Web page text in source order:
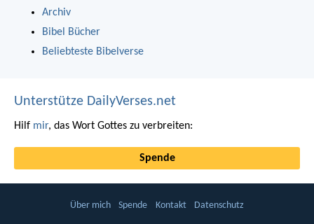
Archiv
Bibel Bücher
Beliebteste Bibelverse
Unterstütze DailyVerses.net
Hilf mir, das Wort Gottes zu verbreiten:
Spende
Über mich Spende Kontakt Datenschutz